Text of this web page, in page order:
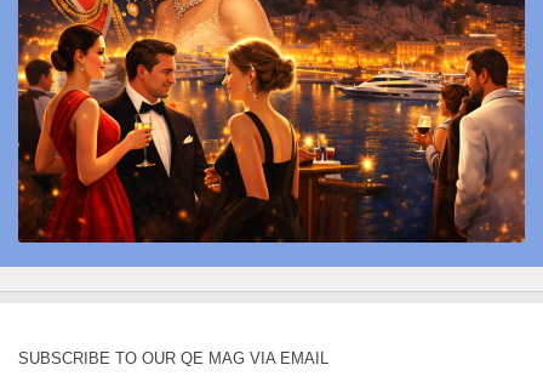
SUBSCRIBE TO OUR QE MAG VIA EMAIL